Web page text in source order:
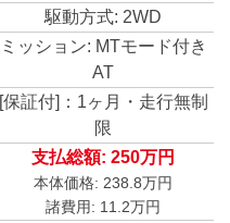
駆動方式: 2WD
ミッション: MTモード付き
AT
[保証付]：1ヶ月・走行無制
限
支払総額: 250万円
本体価格: 238.8万円
諸費用: 11.2万円